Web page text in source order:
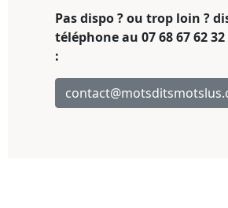
Pas dispo ? ou trop loin ?
téléphone au 07 68 67 62
: